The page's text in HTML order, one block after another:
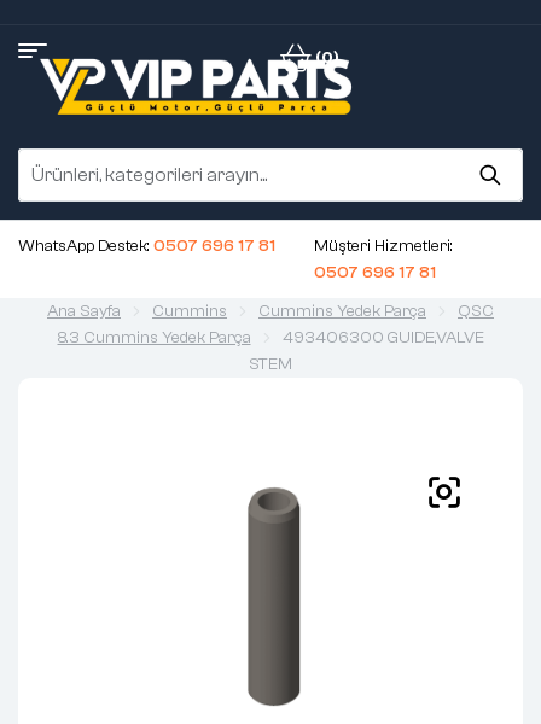
(0)
WhatsApp Destek: 0507 696 17 81
Müşteri Hizmetleri:
0507 696 17 81
Ana Sayfa
Cummins Cummins Yedek Parça
QSC
8.3 Cummins Yedek Parça
493406300 GUIDE,VALVE
STEM